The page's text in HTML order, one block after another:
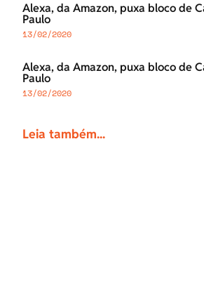
Alexa, da Amazon, puxa bloco de
Paulo
13/02/2020
Alexa, da Amazon, puxa bloco de
Paulo
13/02/2020
Leia também...